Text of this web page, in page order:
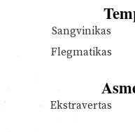
Sangvinikas
Flegmatikas
Ekstravertas